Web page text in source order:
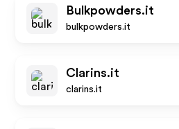
Bulkpowders.it
bulkpowders.it
Clarins.it
clarins.it